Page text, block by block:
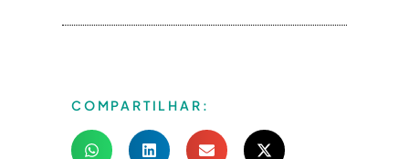
COMPARTILHAR: